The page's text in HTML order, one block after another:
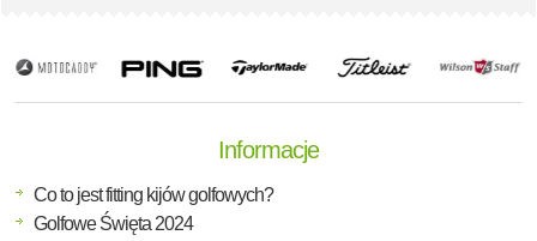
Informacje
Co to jest fitting kijów golfowych?
Golfowe Święta 2024